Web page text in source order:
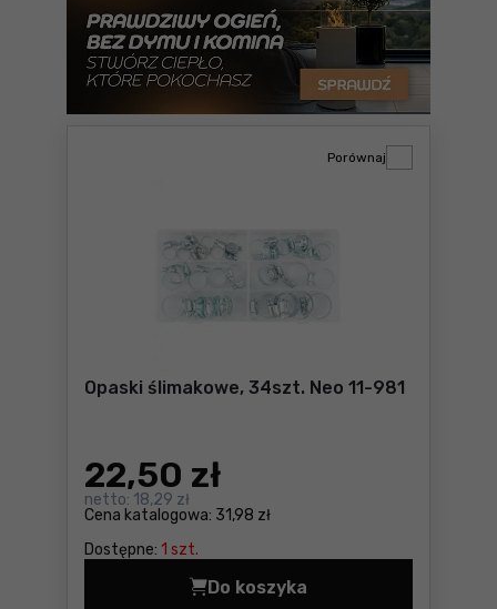
Opaski ślimakowe, 34szt. Neo 11-981
Cena katalogowa: 31,98 zł
22,50 zł
netto: 18,29 zł
Dostępne: 1 szt.
Porównaj
Do koszyka
Opaski ślimakowe, 34szt.